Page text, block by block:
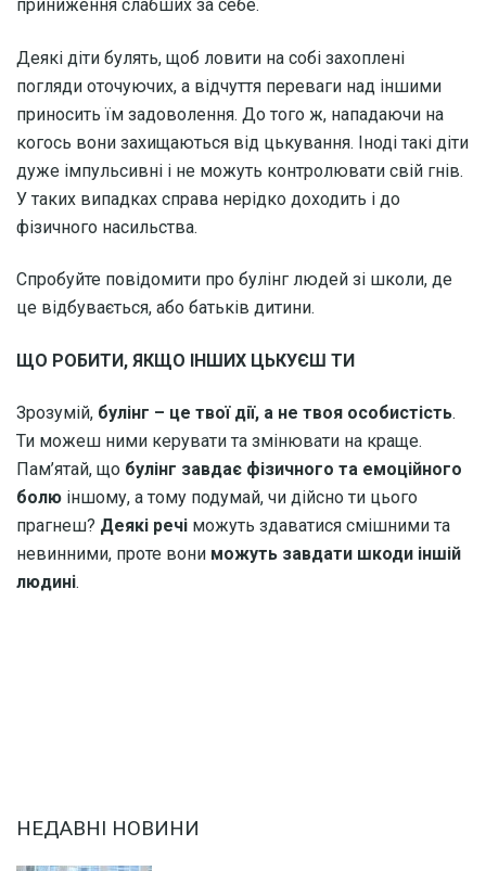
приниження слабших за себе.
Деякі діти булять, щоб ловити на собі захоплені
погляди оточуючих, а відчуття переваги над іншими
приносить їм задоволення. До того ж, нападаючи на
когось вони захищаються від цькування. Іноді такі діти
дуже імпульсивні і не можуть контролювати свій гнів.
У таких випадках справа нерідко доходить і до
фізичного насильства.
Спробуйте повідомити про булінг людей зі школи, де
це відбувається, або батьків дитини.
ЩО РОБИТИ, ЯКЩО ІНШИХ ЦЬКУЄШ ТИ
Зрозумій, булінг – це твої дії, а не твоя особистість.
Ти можеш ними керувати та змінювати на краще.
Пам’ятай, що булінг завдає фізичного та емоційного
болю іншому, а тому подумай, чи дійсно ти цього
прагнеш? Деякі речі можуть здаватися смішними та
невинними, проте вони можуть завдати шкоди іншій
людині.
НЕДАВНІ НОВИНИ